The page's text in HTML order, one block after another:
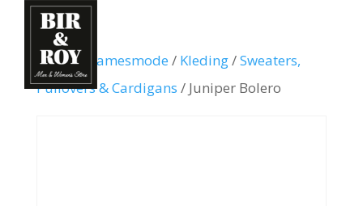
Home/ Damesmode / Kleding/Sweaters,
Pullovers & Cardigans / Juniper Bolero